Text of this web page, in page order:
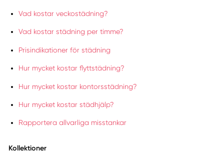
Vad kostar veckostädning?
Vad kostar städning per timme?
Prisindikationer för städning
Hur mycket kostar flyttstädning?
Hur mycket kostar kontorsstädning?
Hur mycket kostar städhjälp?
Rapportera allvarliga misstankar
Kollektioner